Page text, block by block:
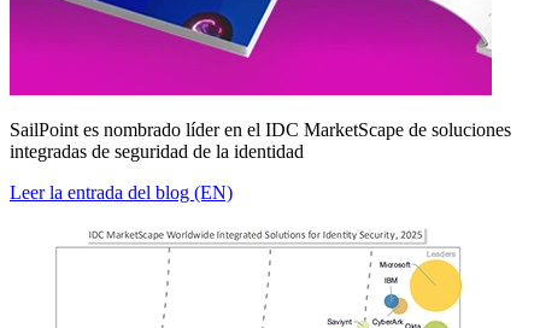
SailPoint es nombrado líder en el IDC MarketScape de soluciones
integradas de seguridad de la identidad
Leer la entrada del blog (EN)